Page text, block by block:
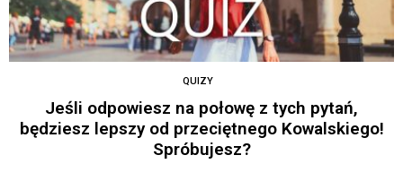
QUIZY
Jeśli odpowiesz na połowę z tych pytań,
będziesz lepszy od przeciętnego Kowalskiego!
Spróbujesz?